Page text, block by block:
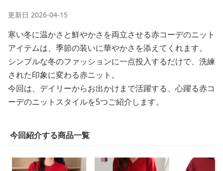
更新日 2026-04-15
寒い冬に温かさと鮮やかさを両立させる赤コーデのニット
アイテムは、季節の装いに華やかさを添えてくれます。
シンプルな冬のファッションに一点投入するだけで、洗練
された印象に変わる赤ニット。
今回は、デイリーからお出かけまで活躍する、心躍る赤コ
ーデのニットスタイルを5つご紹介します。
今回紹介する商品一覧